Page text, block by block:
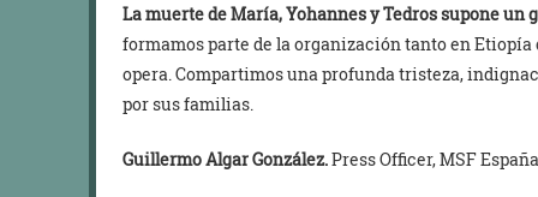
La muerte de María, Yohannes y Tedros supone un
formamos parte de la organización tanto en Etiopía
opera. Compartimos una profunda tristeza,
por sus familias.
Guillermo Algar González.Press Officer, MSF España